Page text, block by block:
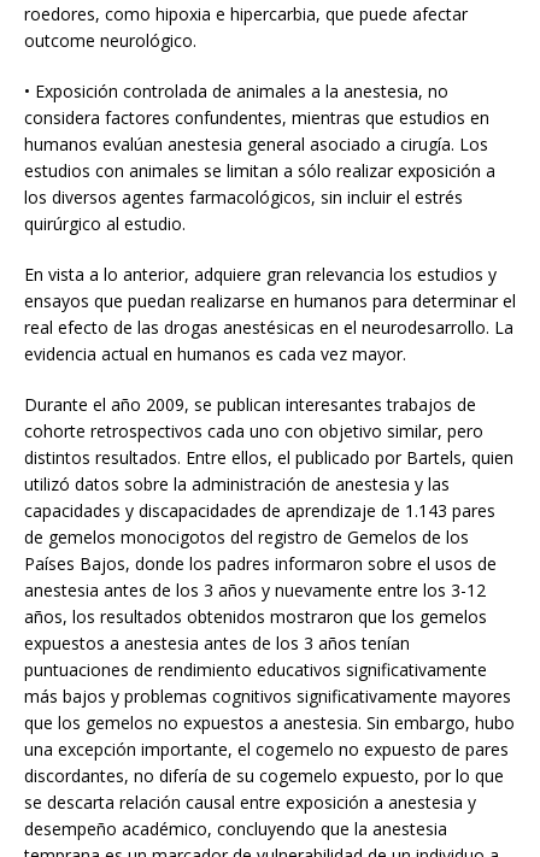
roedores, como hipoxia e hipercarbia, que puede afectar
outcome neurológico.
• Exposición controlada de animales a la anestesia, no
considera factores confundentes, mientras que estudios en
humanos evalúan anestesia general asociado a cirugía. Los
estudios con animales se limitan a sólo realizar exposición a
los diversos agentes farmacológicos, sin incluir el estrés
quirúrgico al estudio.
En vista a lo anterior, adquiere gran relevancia los estudios y
ensayos que puedan realizarse en humanos para determinar el
real efecto de las drogas anestésicas en el neurodesarrollo. La
evidencia actual en humanos es cada vez mayor.
Durante el año 2009, se publican interesantes trabajos de
cohorte retrospectivos cada uno con objetivo similar, pero
distintos resultados. Entre ellos, el publicado por Bartels, quien
utilizó datos sobre la administración de anestesia y las
capacidades y discapacidades de aprendizaje de 1.143 pares
de gemelos monocigotos del registro de Gemelos de los
Países Bajos, donde los padres informaron sobre el usos de
anestesia antes de los 3 años y nuevamente entre los 3-12
años, los resultados obtenidos mostraron que los gemelos
expuestos a anestesia antes de los 3 años tenían
puntuaciones de rendimiento educativos significativamente
más bajos y problemas cognitivos significativamente mayores
que los gemelos no expuestos a anestesia. Sin embargo, hubo
una excepción importante, el cogemelo no expuesto de pares
discordantes, no difería de su cogemelo expuesto, por lo que
se descarta relación causal entre exposición a anestesia y
desempeño académico, concluyendo que la anestesia